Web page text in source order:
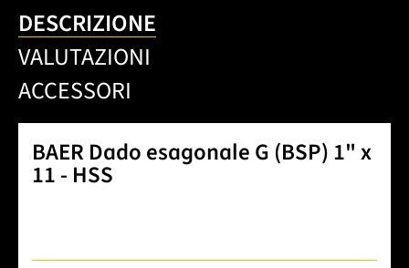
DESCRIZIONE
VALUTAZIONI
ACCESSORI
BAER Dado esagonale G (BSP) 1" x
11 - HSS